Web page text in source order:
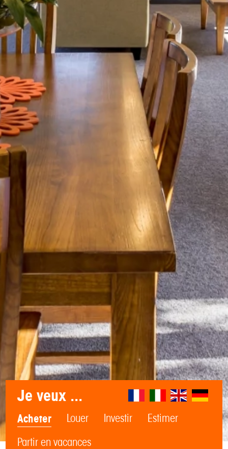
Je veux ...
Acheter Louer Investir
Estimer
Partir en vacances